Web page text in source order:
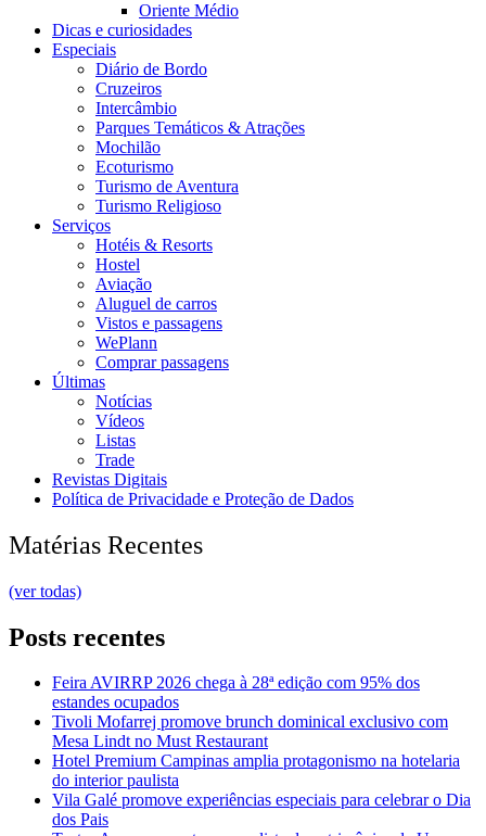
Oriente Médio
Dicas e curiosidades
Especiais
Diário de Bordo
Cruzeiros
Intercâmbio
Parques Temáticos & Atrações
Mochilão
Ecoturismo
Turismo de Aventura
Turismo Religioso
Serviços
Hotéis & Resorts
Hostel
Aviação
Aluguel de carros
Vistos e passagens
WePlann
Comprar passagens
Últimas
Notícias
Vídeos
Listas
Trade
Revistas Digitais
Política de Privacidade e Proteção de Dados
Matérias Recentes
(ver todas)
Posts recentes
Feira AVIRRP 2026 chega à 28ª edição com 95% dos
estandes ocupados
Tivoli Mofarrej promove brunch dominical exclusivo com
Mesa Lindt no Must Restaurant
Hotel Premium Campinas amplia protagonismo na hotelaria
do interior paulista
Vila Galé promove experiências especiais para celebrar o Dia
dos Pais